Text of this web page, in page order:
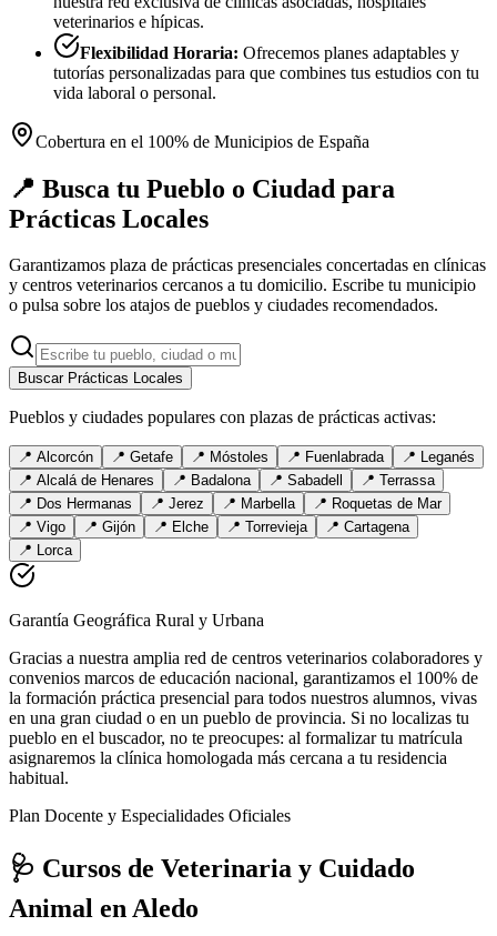
veterinarios e hípicas.
Flexibilidad Horaria: Ofrecemos planes adaptables y
tutorías personalizadas para que combines tus estudios con tu
vida laboral o personal.
Cobertura en el 100% de Municipios de España
📍 Busca tu Pueblo o Ciudad para
Prácticas Locales
Garantizamos plaza de prácticas presenciales concertadas en clínicas
y centros veterinarios cercanos a tu domicilio. Escribe tu municipio
o pulsa sobre los atajos de pueblos y ciudades recomendados.
Buscar Prácticas Locales
Pueblos y ciudades populares con plazas de prácticas activas:
📍 Alcorcón 📍 Getafe 📍 Móstoles 📍 Fuenlabrada 📍 Leganés
📍 Alcalá de Henares 📍 Badalona 📍 Sabadell 📍 Terrassa
📍 Dos Hermanas 📍 Jerez 📍 Marbella 📍 Roquetas de Mar
📍 Vigo 📍 Gijón 📍 Elche 📍 Torrevieja 📍 Cartagena
📍 Lorca
Garantía Geográfica Rural y Urbana
Gracias a nuestra amplia red de centros veterinarios colaboradores y
convenios marcos de educación nacional, garantizamos el 100% de
la formación práctica presencial para todos nuestros alumnos, vivas
en una gran ciudad o en un pueblo de provincia. Si no localizas tu
pueblo en el buscador, no te preocupes: al formalizar tu matrícula
asignaremos la clínica homologada más cercana a tu residencia
habitual.
Plan Docente y Especialidades Oficiales
🩺 Cursos de Veterinaria y Cuidado
Animal en Aledo